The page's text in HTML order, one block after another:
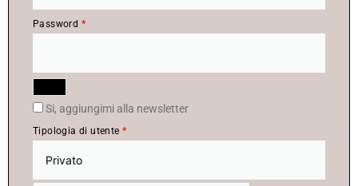
Password *
Si, aggiungimi alla newsletter
Tipologia di utente *